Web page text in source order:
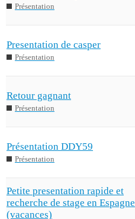
Présentation
Presentation de casper
Présentation
Retour gagnant
Présentation
Présentation DDY59
Présentation
Petite presentation rapide et
recherche de stage en Espagne
(vacances)